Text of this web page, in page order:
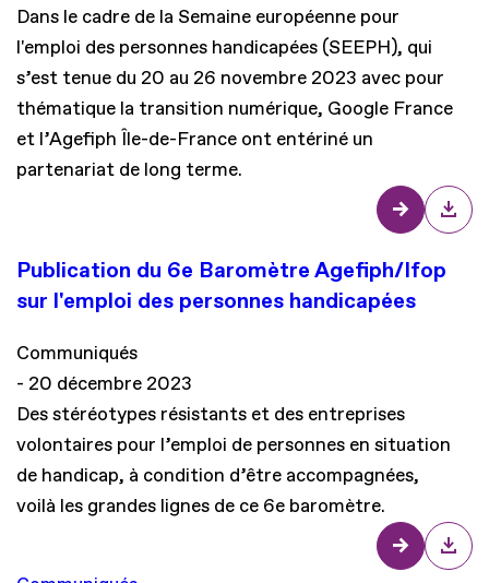
Dans le cadre de la Semaine européenne pour
l'emploi des personnes handicapées (SEEPH), qui
s’est tenue du 20 au 26 novembre 2023 avec pour
thématique la transition numérique, Google France
et l’Agefiph Île-de-France ont entériné un
partenariat de long terme.
Publication du 6e Baromètre Agefiph/Ifop
sur l'emploi des personnes handicapées
Communiqués
20 décembre 2023
Des stéréotypes résistants et des entreprises
volontaires pour l’emploi de personnes en situation
de handicap, à condition d’être accompagnées,
voilà les grandes lignes de ce 6e baromètre.